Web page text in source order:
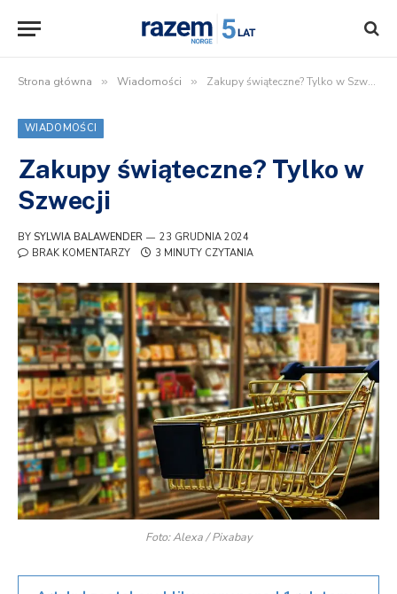
Strona główna » Wiadomości » Zakupy świąteczne? Tylko w Szwecji
WIADOMOŚCI
Zakupy świąteczne? Tylko w
Szwecji
BY SYLWIA BALAWENDER
23 GRUDNIA 2024
BRAK KOMENTARZY
3 MINUTY CZYTANIA
Foto: Alexa / Pixabay